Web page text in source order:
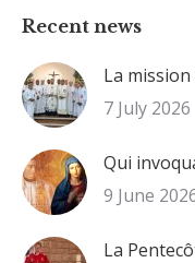
Recent news
La
7 July 2026
Qui
9 June
La